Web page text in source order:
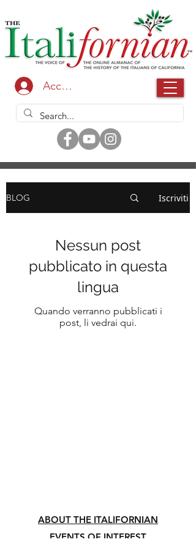
Accedi
BLOG Iscriviti
Nessun post
pubblicato in questa
lingua
Quando verranno pubblicati i
post, li vedrai qui.
ABOUT THE ITALIFORNIAN
EVENTS OF INTEREST